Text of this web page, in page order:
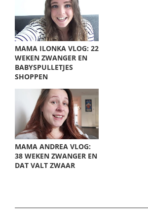
MAMA ILONKA VLOG: 22
WEKEN ZWANGER EN
BABYSPULLETJES
SHOPPEN
MAMA ANDREA VLOG:
38 WEKEN ZWANGER EN
DAT VALT ZWAAR